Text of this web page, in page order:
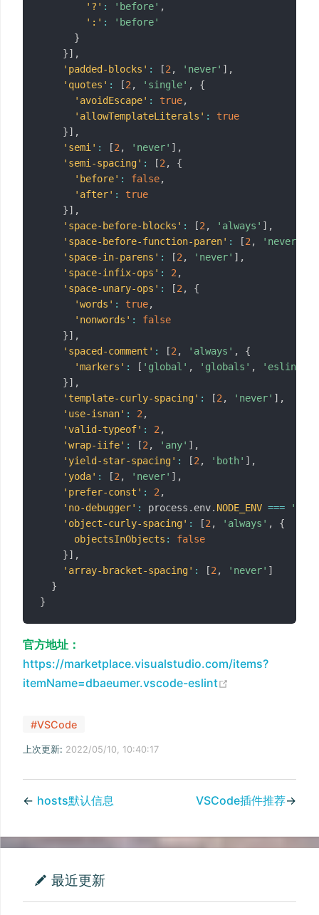
'?' : 'before' ,
':' :
'before'
}
}] ,
'padded-blocks' : [2, 'never' ] ,
'quotes' : [2, 'single' ,
{
'avoidEscape' : true,
'allowTemplateLiterals' :
true
}] ,
'semi' : [2, 'never' ] ,
'semi-spacing' : [2,
{
'before' : false,
'after' :
true
}] ,
'space-before-blocks' : [2, 'always' ] ,
'space-before-function-paren' : [2, 'never'
'space-in-parens' : [2, 'never' ] ,
'space-infix-ops' : 2,
'space-unary-ops' : [2,
{
'words' : true,
'nonwords' :
false
}] ,
'spaced-comment' : [2, 'always' ,
{
'markers' : [ 'global' , 'globals' , 'eslint'
}] ,
'template-curly-spacing' : [2, 'never' ] ,
'use-isnan' : 2,
'valid-typeof' : 2,
'wrap-iife' : [2, 'any' ] ,
'yield-star-spacing' : [2, 'both' ] ,
'yoda' : [2, 'never' ] ,
'prefer-const' : 2,
'no-debugger' : process . env. NODE_ENV ===
'object-curly-spacing' : [2, 'always' ,
{
objectsInObjects :
false
}] ,
'array-bracket-spacing' : [2, 'never' ]
}
}
官方地址：
https://marketplace.visualstudio.com/items?
itemName=dbaeumer.vscode-eslint
#VSCode
上次更新: 2022/05/10, 10:40:17
← hosts默认信息 VSCode插件推荐→
最近更新